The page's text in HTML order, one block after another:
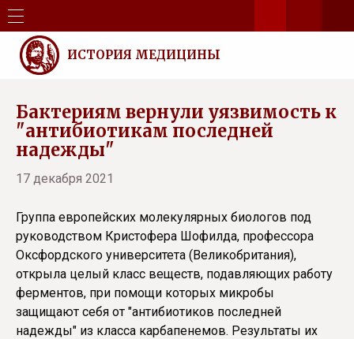
ИСТОРИЯ МЕДИЦИНЫ
Бактериям вернули уязвимость к
"антибиотикам последней
надежды"
17 декабря 2021
Группа европейских молекулярных биологов под
руководством Кристофера Шофилда, профессора
Оксфордского университета (Великобритания),
открыла целый класс веществ, подавляющих работу
ферментов, при помощи которых микробы
защищают себя от "антибиотиков последней
надежды" из класса карбапенемов. Результаты их